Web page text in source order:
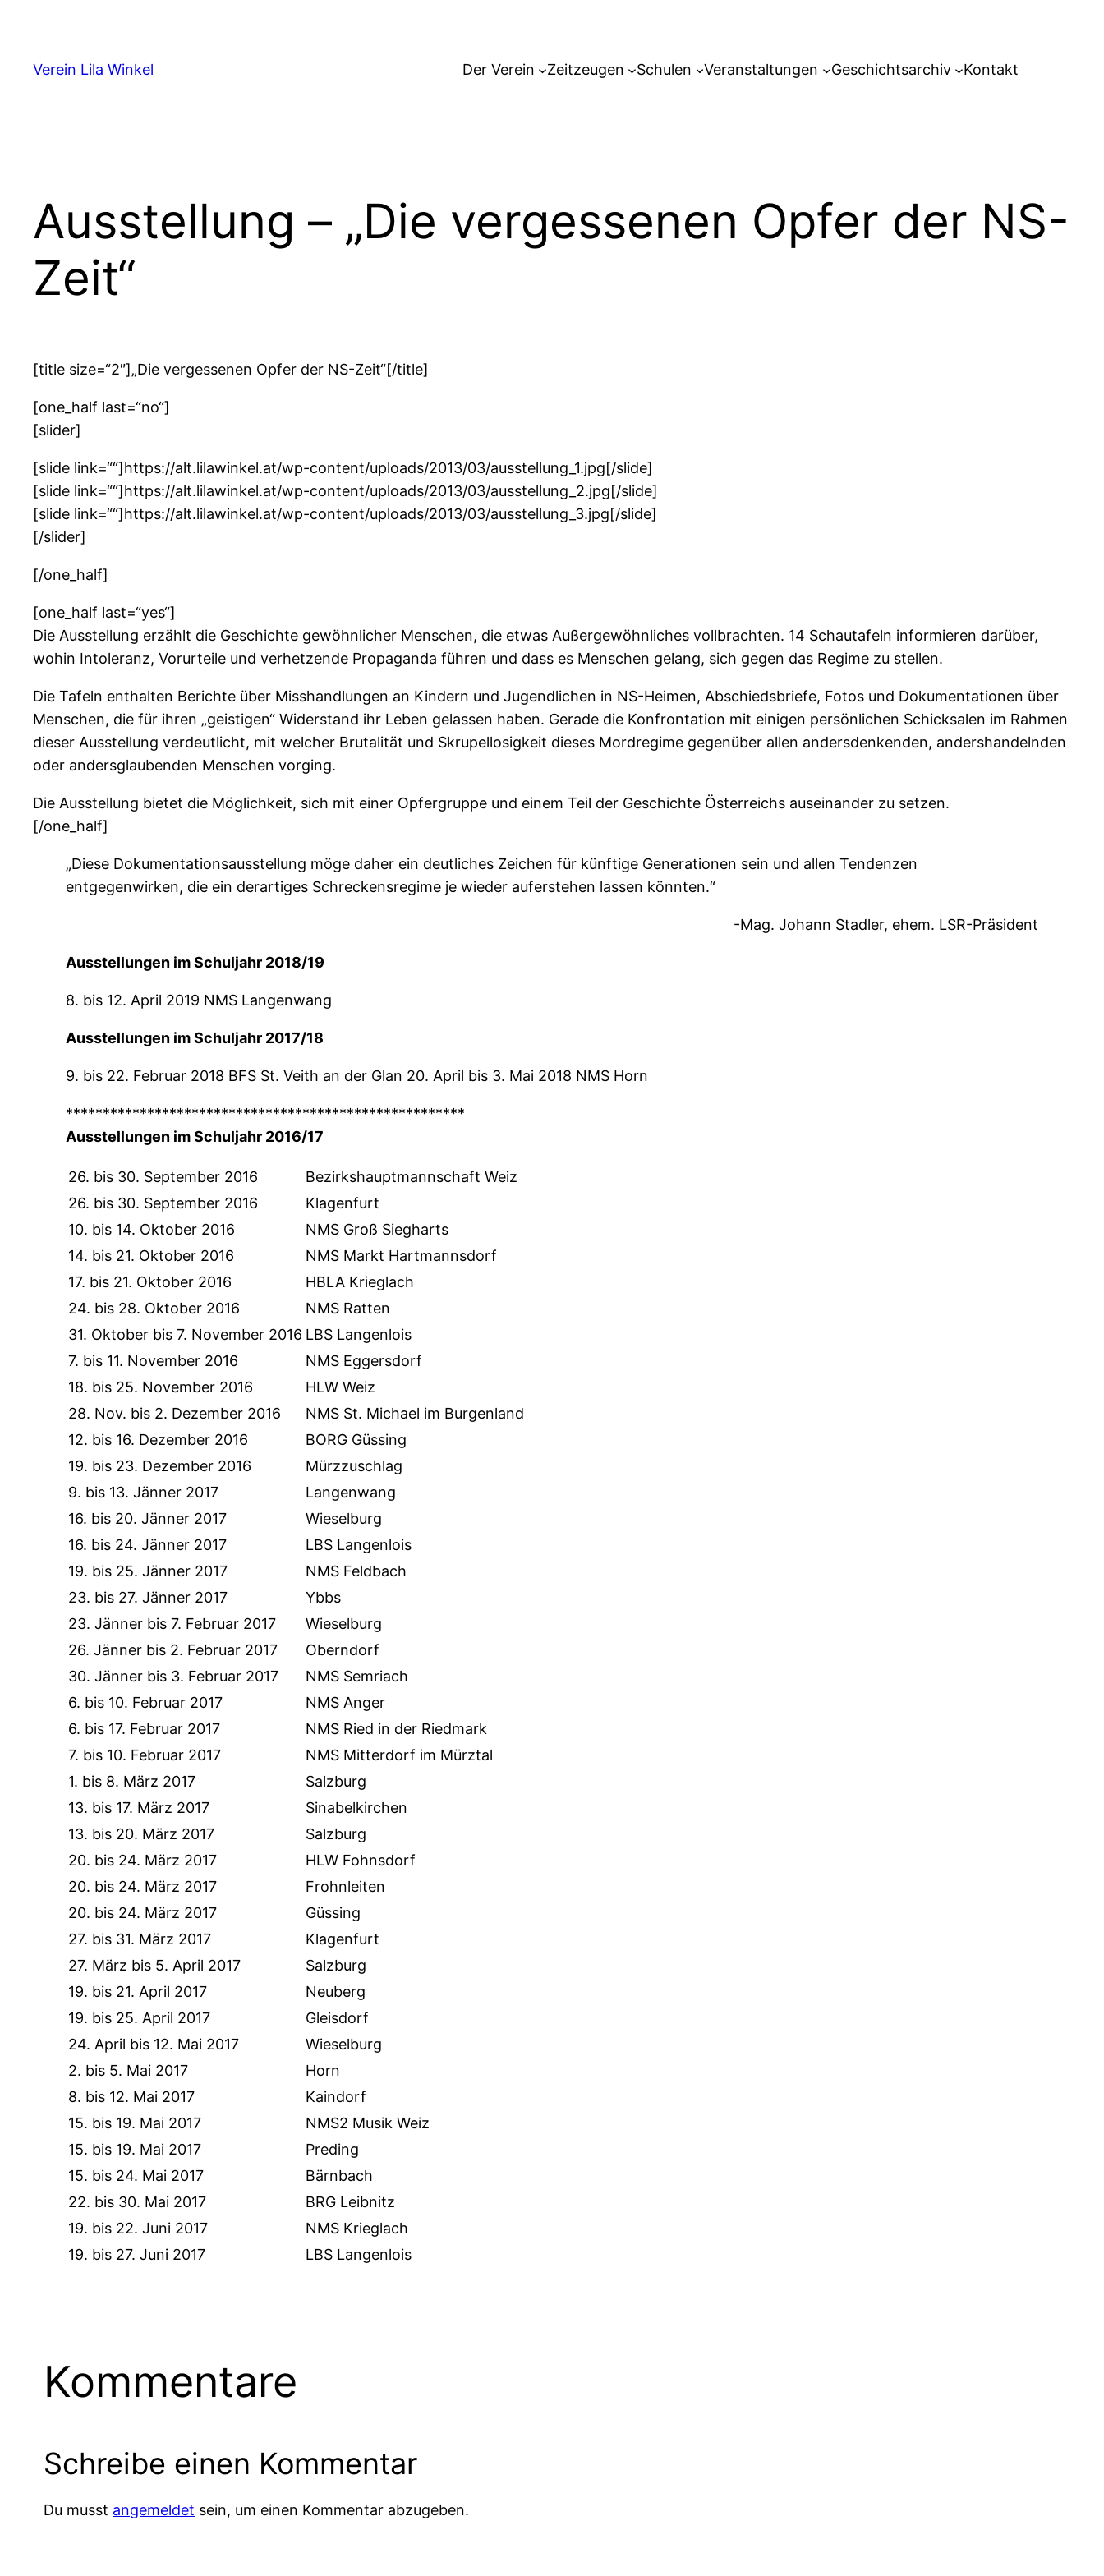
springen
Verein Lila Winkel Der Verein Zeitzeugen Schulen Veranstaltungen Geschichtsarchiv Kontakt
Ausstellung – „Die vergessenen Opfer der NS-
Zeit“
[title size=“2″]„Die vergessenen Opfer der NS-Zeit“[/title]
[one_half last=“no“]
[slider]
[slide link=““]https://alt.lilawinkel.at/wp-content/uploads/2013/03/ausstellung_1.jpg[/slide]
[slide link=““]https://alt.lilawinkel.at/wp-content/uploads/2013/03/ausstellung_2.jpg[/slide]
[slide link=““]https://alt.lilawinkel.at/wp-content/uploads/2013/03/ausstellung_3.jpg[/slide]
[/slider]
[/one_half]
[one_half last=“yes“]
Die Ausstellung erzählt die Geschichte gewöhnlicher Menschen, die etwas Außergewöhnliches vollbrachten. 14 Schautafeln informieren darüber,
wohin Intoleranz, Vorurteile und verhetzende Propaganda führen und dass es Menschen gelang, sich gegen das Regime zu stellen.
Die Tafeln enthalten Berichte über Misshandlungen an Kindern und Jugendlichen in NS-Heimen, Abschiedsbriefe, Fotos und Dokumentationen über
Menschen, die für ihren „geistigen“ Widerstand ihr Leben gelassen haben. Gerade die Konfrontation mit einigen persönlichen Schicksalen im Rahmen
dieser Ausstellung verdeutlicht, mit welcher Brutalität und Skrupellosigkeit dieses Mordregime gegenüber allen andersdenkenden, andershandelnden
oder andersglaubenden Menschen vorging.
Die Ausstellung bietet die Möglichkeit, sich mit einer Opfergruppe und einem Teil der Geschichte Österreichs auseinander zu setzen.
[/one_half]
„Diese Dokumentationsausstellung möge daher ein deutliches Zeichen für künftige Generationen sein und allen Tendenzen
entgegenwirken, die ein derartiges Schreckensregime je wieder auferstehen lassen könnten.“
-Mag. Johann Stadler, ehem. LSR-Präsident
Ausstellungen im Schuljahr 2018/19
8. bis 12. April 2019 NMS Langenwang
Ausstellungen im Schuljahr 2017/18
9. bis 22. Februar 2018 BFS St. Veith an der Glan 20. April bis 3. Mai 2018 NMS Horn
******************************************************
Ausstellungen im Schuljahr 2016/17
26. bis 30. September 2016
Bezirkshauptmannschaft Weiz
26. bis 30. September 2016
Klagenfurt
10. bis 14. Oktober 2016
NMS Groß Siegharts
14. bis 21. Oktober 2016
NMS Markt Hartmannsdorf
17. bis 21. Oktober 2016
HBLA Krieglach
24. bis 28. Oktober 2016
NMS Ratten
31. Oktober bis 7. November 2016 LBS Langenlois
7. bis 11. November 2016
NMS Eggersdorf
18. bis 25. November 2016
HLW Weiz
28. Nov. bis 2. Dezember 2016
NMS St. Michael im Burgenland
12. bis 16. Dezember 2016
BORG Güssing
19. bis 23. Dezember 2016
Mürzzuschlag
9. bis 13. Jänner 2017
Langenwang
16. bis 20. Jänner 2017
Wieselburg
16. bis 24. Jänner 2017
LBS Langenlois
19. bis 25. Jänner 2017
NMS Feldbach
23. bis 27. Jänner 2017
Ybbs
23. Jänner bis 7. Februar 2017
Wieselburg
26. Jänner bis 2. Februar 2017
Oberndorf
30. Jänner bis 3. Februar 2017
NMS Semriach
6. bis 10. Februar 2017
NMS Anger
6. bis 17. Februar 2017
NMS Ried in der Riedmark
7. bis 10. Februar 2017
NMS Mitterdorf im Mürztal
1. bis 8. März 2017
Salzburg
13. bis 17. März 2017
Sinabelkirchen
13. bis 20. März 2017
Salzburg
20. bis 24. März 2017
HLW Fohnsdorf
20. bis 24. März 2017
Frohnleiten
20. bis 24. März 2017
Güssing
27. bis 31. März 2017
Klagenfurt
27. März bis 5. April 2017
Salzburg
19. bis 21. April 2017
Neuberg
19. bis 25. April 2017
Gleisdorf
24. April bis 12. Mai 2017
Wieselburg
2. bis 5. Mai 2017
Horn
8. bis 12. Mai 2017
Kaindorf
15. bis 19. Mai 2017
NMS2 Musik Weiz
15. bis 19. Mai 2017
Preding
15. bis 24. Mai 2017
Bärnbach
22. bis 30. Mai 2017
BRG Leibnitz
19. bis 22. Juni 2017
NMS Krieglach
19. bis 27. Juni 2017
LBS Langenlois
Kommentare
Schreibe einen Kommentar
Du musst angemeldet sein, um einen Kommentar abzugeben.